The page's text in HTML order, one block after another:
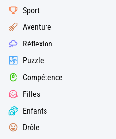
Sport
Aventure
Réflexion
Puzzle
Compétence
Filles
Enfants
Drôle